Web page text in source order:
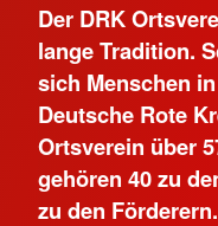
Der DRK
lange Tradition.
sich Menschen
Deutsche Rote
Ortsverein über
gehören 40 zu
zu den